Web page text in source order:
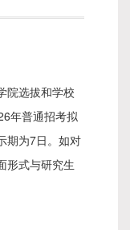
院选拔和学校
年普通招考拟
期为7日。如对
形式与研究生